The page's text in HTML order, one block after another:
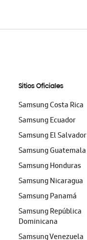
Sitios Oficiales
Samsung Costa Rica
Samsung Ecuador
Samsung El Salvador
Samsung Guatemala
Samsung Honduras
Samsung Nicaragua
Samsung Panamá
Samsung República
Dominicana
Samsung Venezuela